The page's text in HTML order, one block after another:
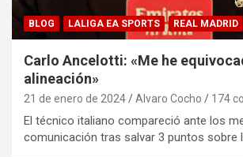
BLOG LALIGA EA SPORTS REAL MADRID
Carlo Ancelotti: «Me he
alineación»
21 de enero de 2024 Alvaro Cocho 174
El técnico italiano compareció ante los
comunicación tras salvar 3 puntos sobre